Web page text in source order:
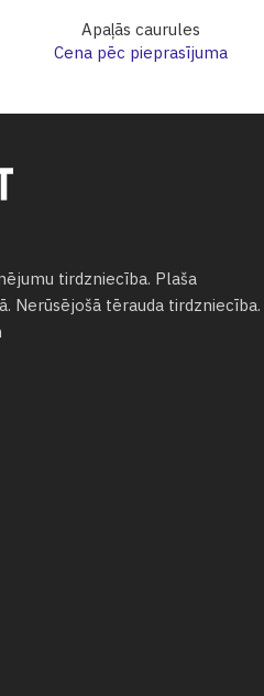
Apaļās caurules
Cena pēc pieprasījuma
tirdzniecība. Plaša
Nerūsējošā tērauda tirdzniecība.